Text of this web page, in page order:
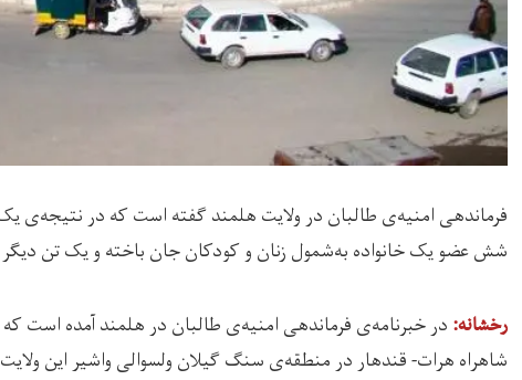
فرماندهی امنیه‌ی طالبان در ولایت هلمند گفته است که در نتیجه‌ی یک
شش عضو یک خانواده به‌شمول زنان و کودکان جان باخته و یک تن
رخشانه:
شاهراه هرات- قندهار در منطقه‌ی سنگ گیلان ولسوالی واشیر این